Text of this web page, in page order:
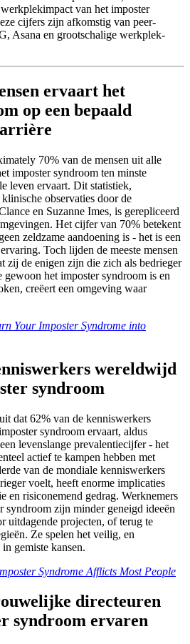
van het imposter
cijfers zijn afkomstig van peer-
Asana en grootschalige werkplek-
ervaart het
op een bepaald
70% van de mensen uit alle
imposter syndroom ten minste
leven ervaart. Dit statistiek,
observaties door de
en Suzanne Imes, is gerepliceerd
Het cijfer van 70% betekent
zeldzame aandoening is - het is een
Toch lijden de meeste mensen
zij de enigen zijn die zich als bedrieger
het imposter syndroom is en
creëert een omgeving waar
Your Imposter Syndrome into
wereldwijd
syndroom
dat 62% van de kenniswerkers
syndroom ervaart, aldus
levenslange prevalentiecijfer - het
actief te kampen hebben met
van de mondiale kenniswerkers
voelt, heeft enorme implicaties
en risiconemend gedrag. Werknemers
syndroom zijn minder geneigd ideeën
uitdagende projecten, of terug te
Ze spelen het veilig, en
gemiste kansen.
Syndrome Afflicts Most People
directeuren
syndroom ervaren